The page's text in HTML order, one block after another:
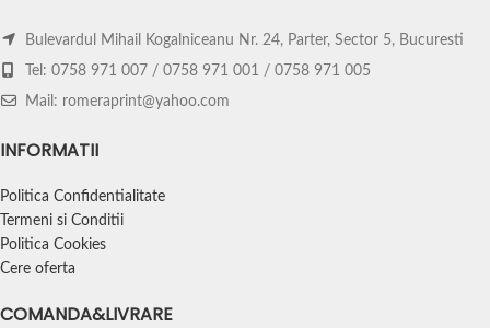
Bulevardul Mihail Kogalniceanu Nr. 24, Parter, Sector 5, Bucuresti
Tel: 0758 971 007 / 0758 971 001 / 0758 971 005
Mail: romeraprint@yahoo.com
INFORMATII
Politica Confidentialitate
Termeni si Conditii
Politica Cookies
Cere oferta
COMANDA&LIVRARE